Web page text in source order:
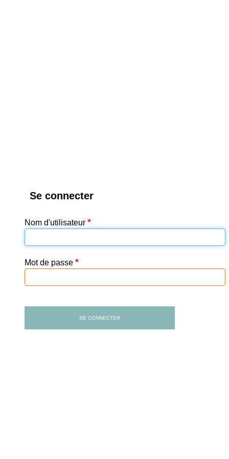
Se connecter
Nom d'utilisateur
Mot de passe
SE CONNECTER